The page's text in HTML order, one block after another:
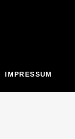
IMPRESSUM